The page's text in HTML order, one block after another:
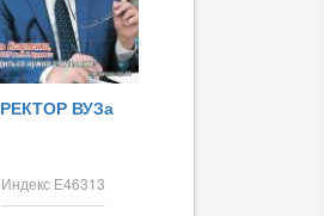
РЕКТОР ВУЗа
Индекс Е46313